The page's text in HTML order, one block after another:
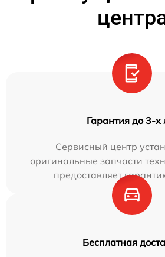
Гарантия до 3-х
Сервисный центр
оригинальные запчасти
предоставляет
Бесплатная